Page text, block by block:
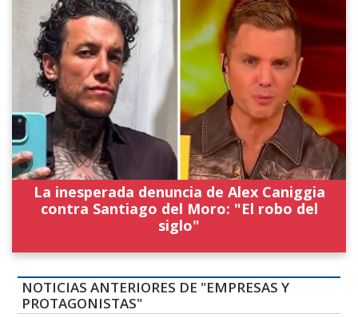
La inesperada denuncia de Alex Caniggia
contra Santiago del Moro: "El robo del
siglo"
NOTICIAS ANTERIORES DE "EMPRESAS Y
PROTAGONISTAS"